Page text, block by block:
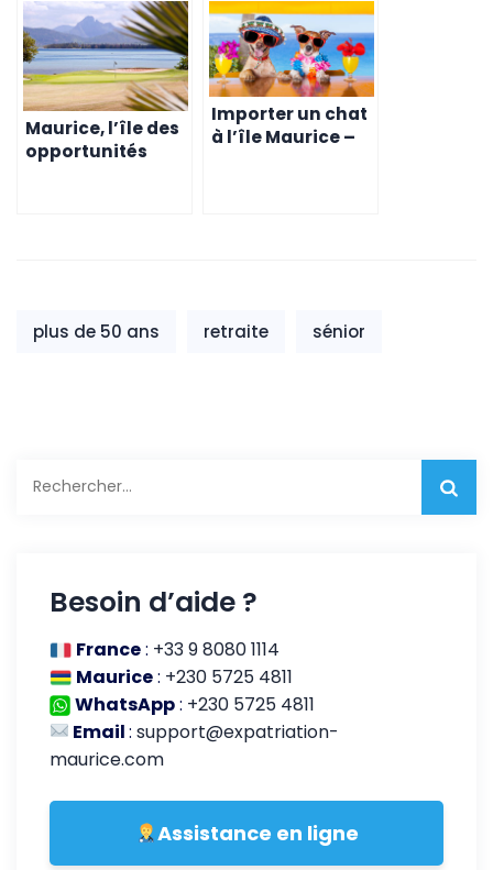
Belges
Maurice, l’île des
opportunités
Importer un chat
à l’île Maurice –
plus de 50 ans retraite sénior
Besoin d’aide ?
France: +33 9 8080 1114
Maurice: +230 5725 4811
WhatsApp: +230 5725 4811
Email:support@expatriation-
maurice.com
Assistance en ligne